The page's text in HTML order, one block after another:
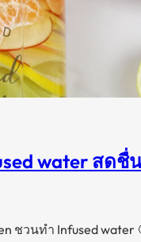
water สดชื่
ชวนทำ Infused water